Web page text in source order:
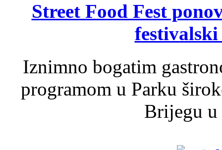
Street Food Fest
Iznimno bogatim
programom u Parku
Brijegu u